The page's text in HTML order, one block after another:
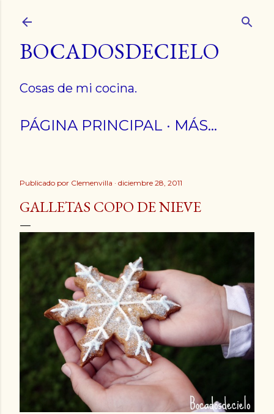
BOCADOSDECIELO
Cosas de mi cocina.
PÁGINA PRINCIPAL MÁS…
Publicado por Clemenvilla diciembre 28, 2011
GALLETAS COPO DE NIEVE